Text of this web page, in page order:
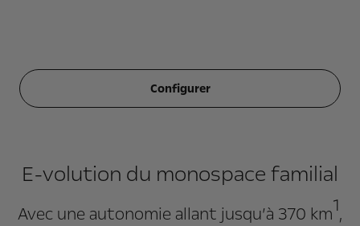
Configurer
E-volution du monospace familial
Avec une autonomie allant jusqu’à 370 km1,